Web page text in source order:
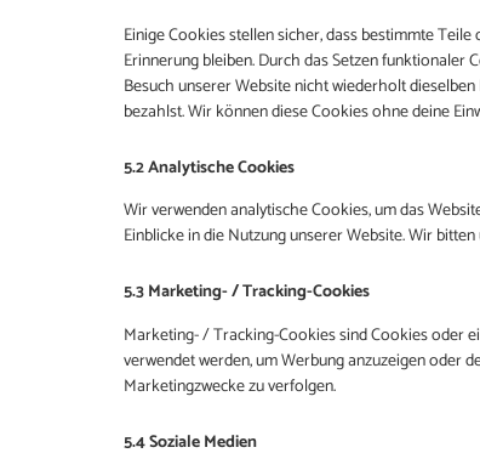
Einige Cookies stellen sicher, dass bestimmte
Erinnerung bleiben. Durch das Setzen funktionaler
Besuch unserer Website nicht wiederholt
bezahlst. Wir können diese Cookies ohne deine
5.2 Analytische Cookies
Wir verwenden analytische Cookies, um das
Einblicke in die Nutzung unserer Website. Wir
5.3 Marketing- / Tracking-Cookies
Marketing- / Tracking-Cookies sind Cookies oder
verwendet werden, um Werbung anzuzeigen oder
Marketingzwecke zu verfolgen.
5.4 Soziale Medien